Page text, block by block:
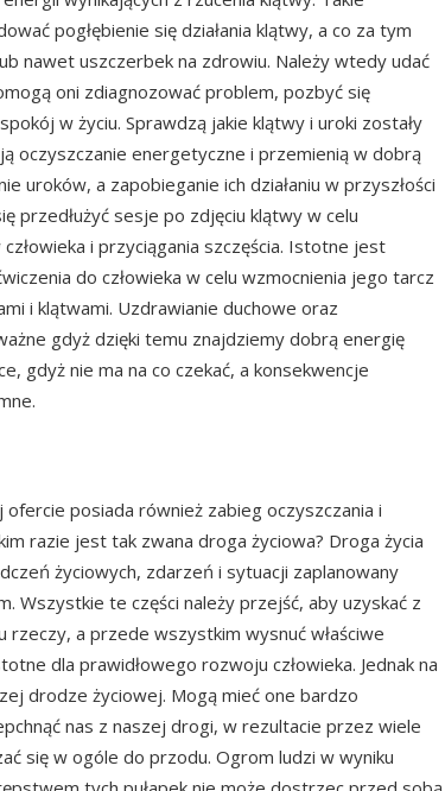
pogłębienie się działania klątwy, a co za tym
nawet uszczerbek na zdrowiu. Należy wtedy udać
oni zdiagnozować problem, pozbyć się
w życiu. Sprawdzą jakie klątwy i uroki zostały
oczyszczanie energetyczne i przemienią w dobrą
uroków, a zapobieganie ich działaniu w przyszłości
przedłużyć sesje po zdjęciu klątwy w celu
i przyciągania szczęścia. Istotne jest
do człowieka w celu wzmocnienia jego tarcz
i klątwami. Uzdrawianie duchowe oraz
gdyż dzięki temu znajdziemy dobrą energię
gdyż nie ma na co czekać, a konsekwencje
posiada również zabieg oczyszczania i
razie jest tak zwana droga życiowa? Droga życia
życiowych, zdarzeń i sytuacji zaplanowany
Wszystkie te części należy przejść, aby uzyskać z
rzeczy, a przede wszystkim wysnuć właściwe
dla prawidłowego rozwoju człowieka. Jednak na
drodze życiowej. Mogą mieć one bardzo
nas z naszej drogi, w rezultacie przez wiele
się w ogóle do przodu. Ogrom ludzi w wyniku